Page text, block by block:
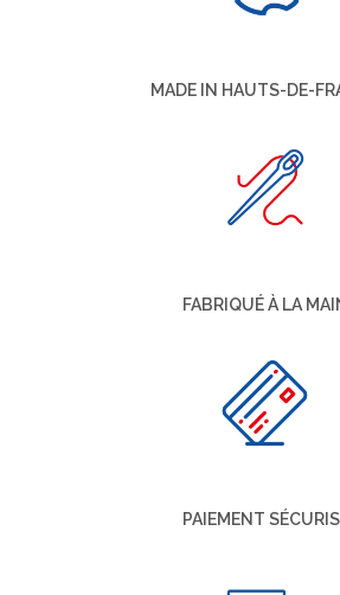
MADE IN HAUTS-DE-
FABRIQUÉ À LA
PAIEMENT